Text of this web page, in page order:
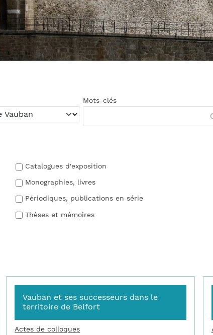
Mots-clés
Catalogues d'exposition
Monographies, livres
Périodiques, publications en série
Thèses et mémoires
Vauban et ses successeurs dans le
territoire de Belfort
Actes de colloques